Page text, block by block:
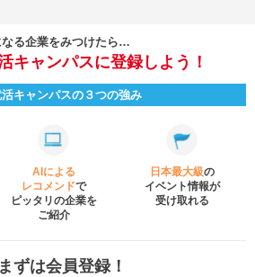
なる企業をみつけたら…
キャンパスに登録しよう！
活キャンパスの３つの強み
AIによる
レコメンドで
ピッタリの企業を
ご紹介
日本最大級の
イベント情報が
受け取れる
まずは会員登録！